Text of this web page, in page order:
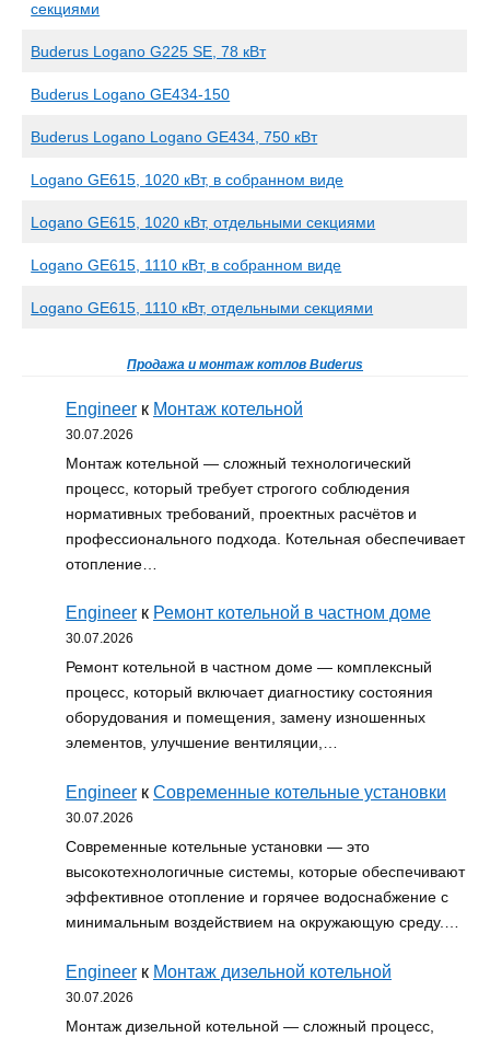
секциями
Buderus Logano G225 SE, 78 кВт
Buderus Logano GE434-150
Buderus Logano Logano GE434, 750 кВт
Logano GE615, 1020 кВт, в собранном виде
Logano GE615, 1020 кВт, отдельными секциями
Logano GE615, 1110 кВт, в собранном виде
Logano GE615, 1110 кВт, отдельными секциями
Продажа и монтаж котлов Buderus
Engineer к Монтаж котельной
30.07.2026
Монтаж котельной — сложный технологический
процесс, который требует строгого соблюдения
нормативных требований, проектных расчётов и
профессионального подхода. Котельная обеспечивает
отопление…
Engineer к Ремонт котельной в частном доме
30.07.2026
Ремонт котельной в частном доме — комплексный
процесс, который включает диагностику состояния
оборудования и помещения, замену изношенных
элементов, улучшение вентиляции,…
Engineer к Современные котельные установки
30.07.2026
Современные котельные установки — это
высокотехнологичные системы, которые обеспечивают
эффективное отопление и горячее водоснабжение с
минимальным воздействием на окружающую среду.…
Engineer к Монтаж дизельной котельной
30.07.2026
Монтаж дизельной котельной — сложный процесс,